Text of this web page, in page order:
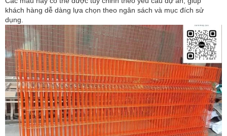
khách hàng dễ dàng lựa chọn theo ngân sách và mục đích sử
dụng.